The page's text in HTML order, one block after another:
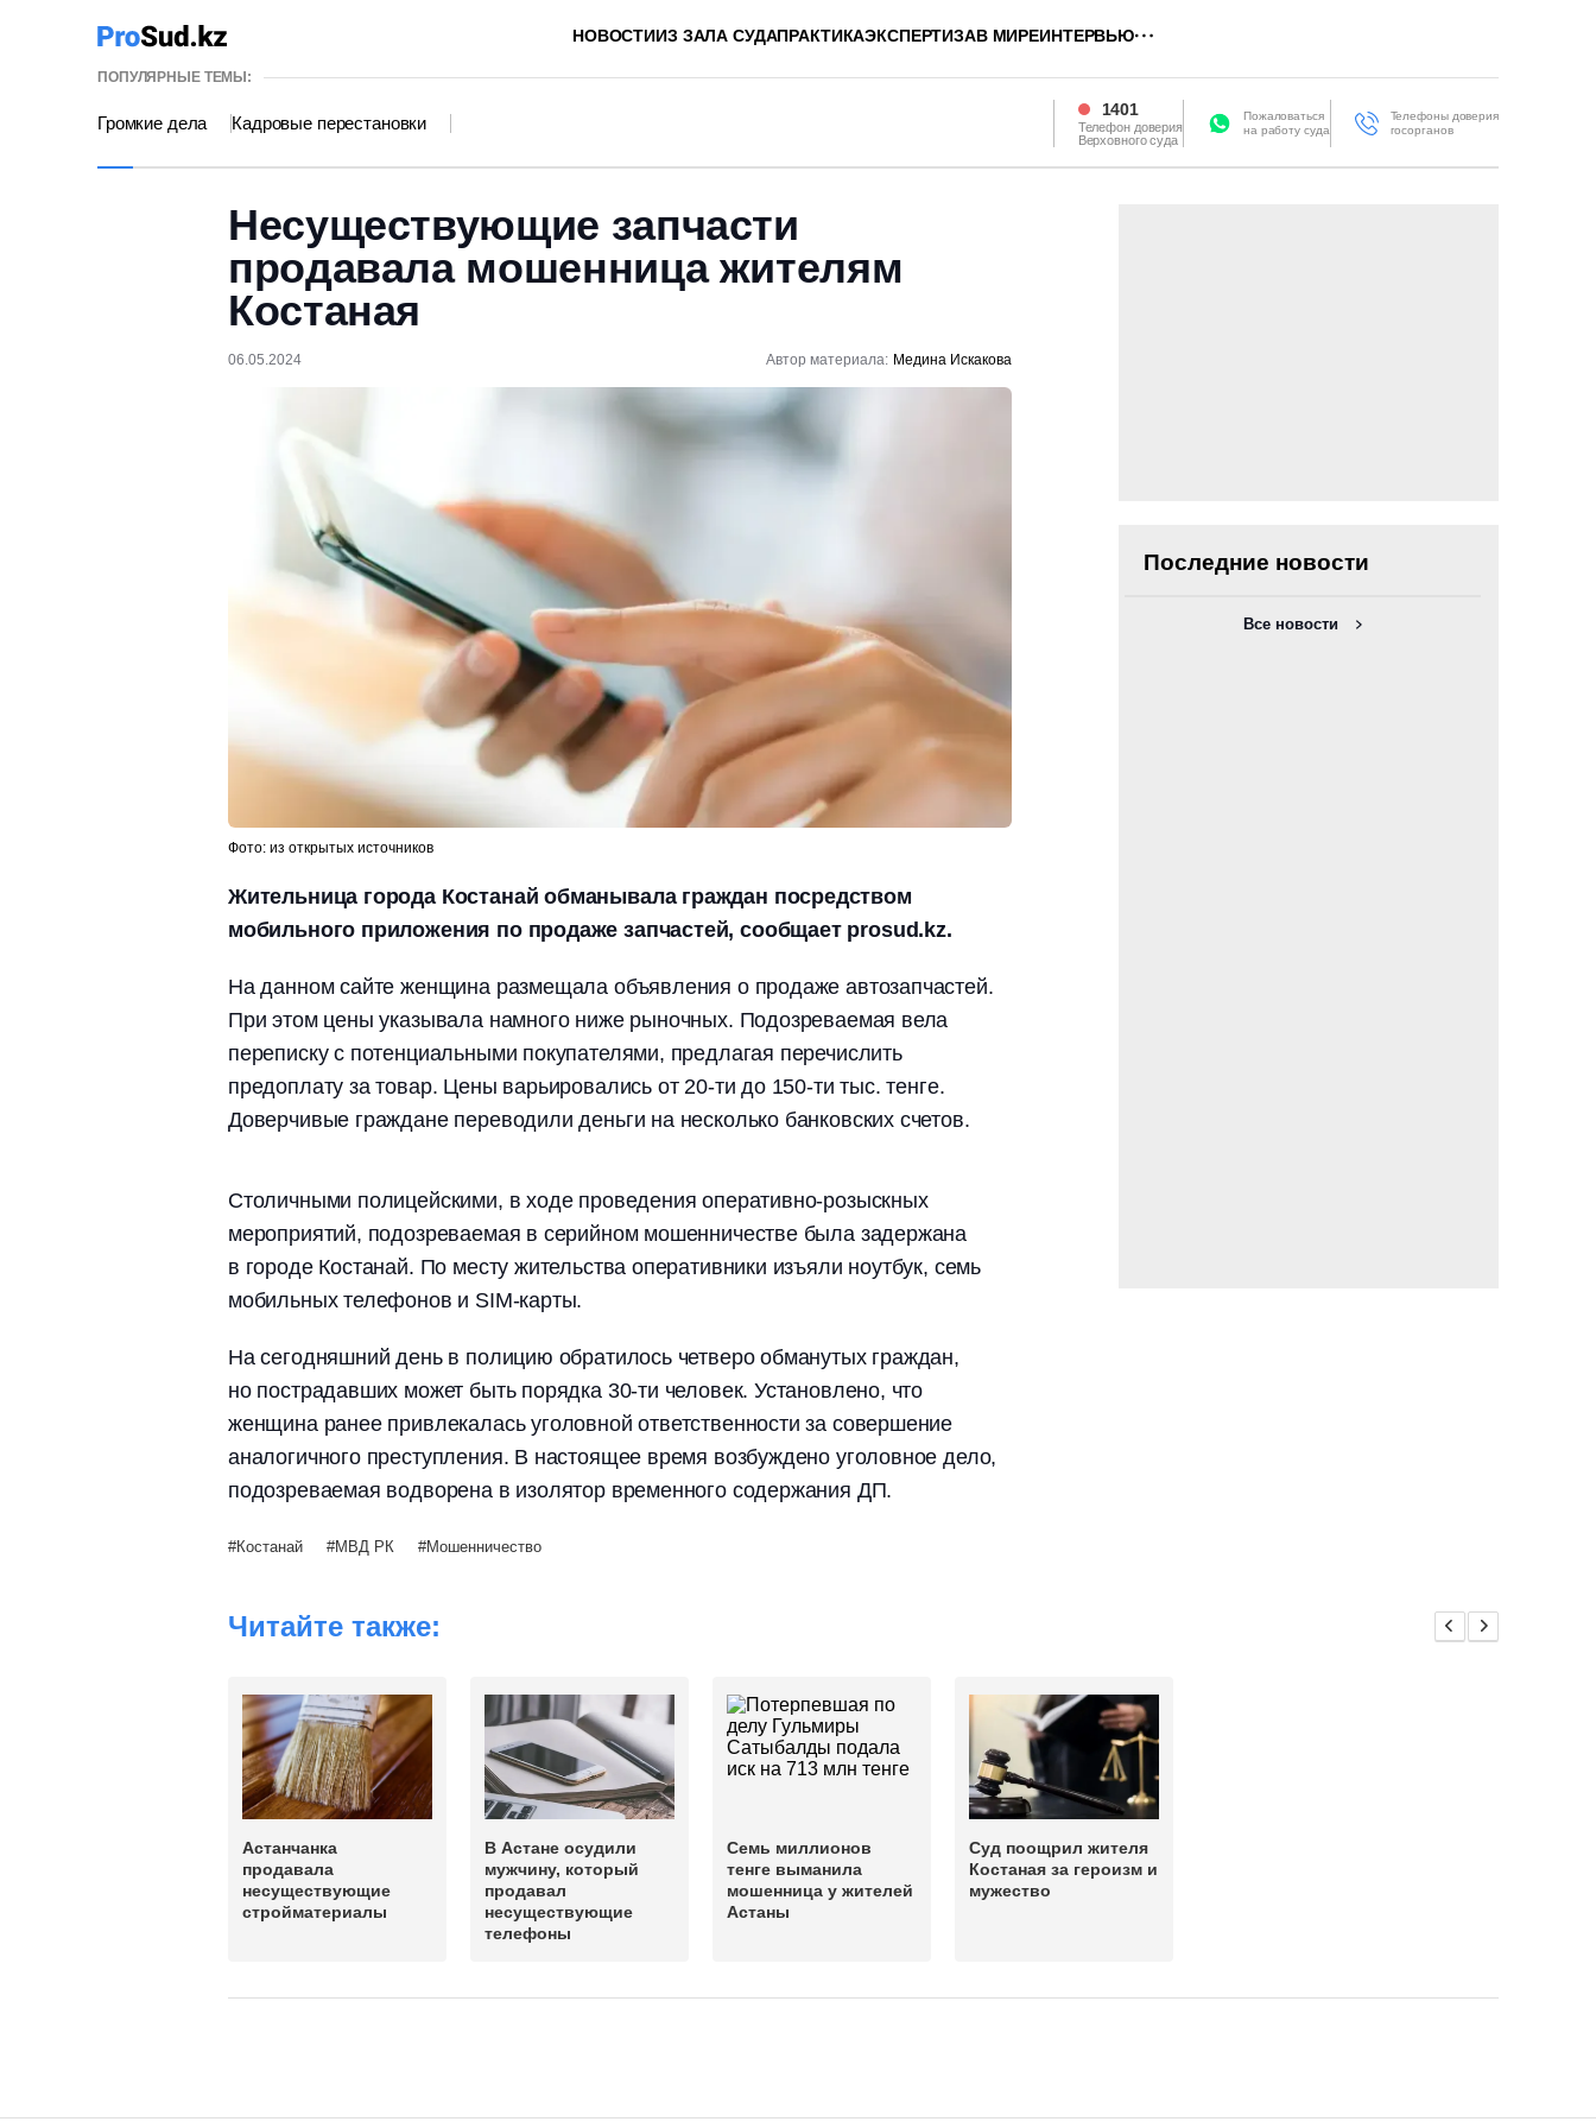
НОВОСТИИЗ ЗАЛА СУДАПРАКТИКАЭКСПЕРТИЗАВ МИРЕИНТЕРВЬЮ
ПОПУЛЯРНЫЕ ТЕМЫ:
Громкие дела Кадровые перестановки
1401
Телефон доверия
Верховного суда
Пожаловаться
на работу суда
Телефоны доверия
госорганов
Несуществующие запчасти
продавала мошенница жителям
Костаная
06.05.2024 Автор материала: Медина Искакова
Фото: из открытых источников
Жительница города Костанай обманывала граждан посредством
мобильного приложения по продаже запчастей, сообщает prosud.kz.
На данном сайте женщина размещала объявления о продаже автозапчастей.
При этом цены указывала намного ниже рыночных. Подозреваемая вела
переписку с потенциальными покупателями, предлагая перечислить
предоплату за товар. Цены варьировались от 20-ти до 150-ти тыс. тенге.
Доверчивые граждане переводили деньги на несколько банковских счетов.
Столичными полицейскими, в ходе проведения оперативно-розыскных
мероприятий, подозреваемая в серийном мошенничестве была задержана
в городе Костанай. По месту жительства оперативники изъяли ноутбук, семь
мобильных телефонов и SIM-карты.
На сегодняшний день в полицию обратилось четверо обманутых граждан,
но пострадавших может быть порядка 30-ти человек. Установлено, что
женщина ранее привлекалась уголовной ответственности за совершение
аналогичного преступления. В настоящее время возбуждено уголовное дело,
подозреваемая водворена в изолятор временного содержания ДП.
Костанай МВД РК Мошенничество
Последние новости
Все новости
Читайте также:
Астанчанка
продавала
несуществующие
стройматериалы
В Астане осудили
мужчину, который
продавал
несуществующие
телефоны
Семь миллионов
тенге выманила
мошенница у жителей
Астаны
Суд поощрил жителя
Костаная за героизм и
мужество